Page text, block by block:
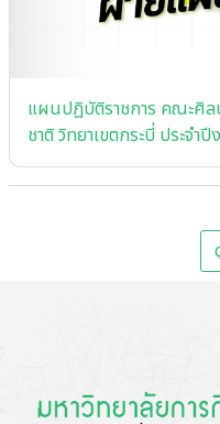
แผนปฏิบัติราชการ คณะศิลปศาสตร์ มหาวิทยาลัยการกีฬาแห่ง
ชาติ วิทยาเขตกระบี่ ประจํ